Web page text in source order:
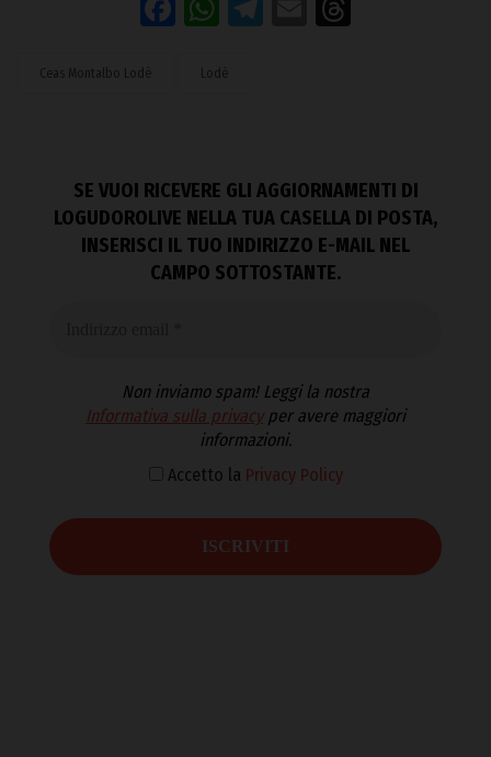
Facebook
WhatsApp
Telegram
Email
Ceas Montalbo Lodè Lodè
SE VUOI RICEVERE GLI AGGIORNAMENTI DI
LOGUDOROLIVE NELLA TUA CASELLA DI POSTA,
INSERISCI IL TUO INDIRIZZO E-MAIL NEL
CAMPO SOTTOSTANTE.
Non inviamo spam! Leggi la nostra
Informativa sulla privacyper avere maggiori
informazioni.
Accetto la Privacy Policy